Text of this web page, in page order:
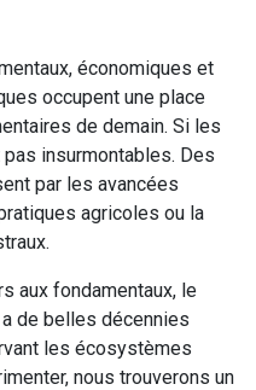
économiques et
occupent une place
de demain. Si les
insurmontables. Des
par les avancées
agricoles ou la
aux fondamentaux, le
de belles décennies
les écosystèmes
nous trouverons un